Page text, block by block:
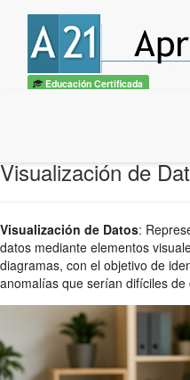
Educación Certificada
Visualización de
Visualización de Datos:
datos mediante elementos
diagramas, con el objetivo de
anomalías que serían difíciles